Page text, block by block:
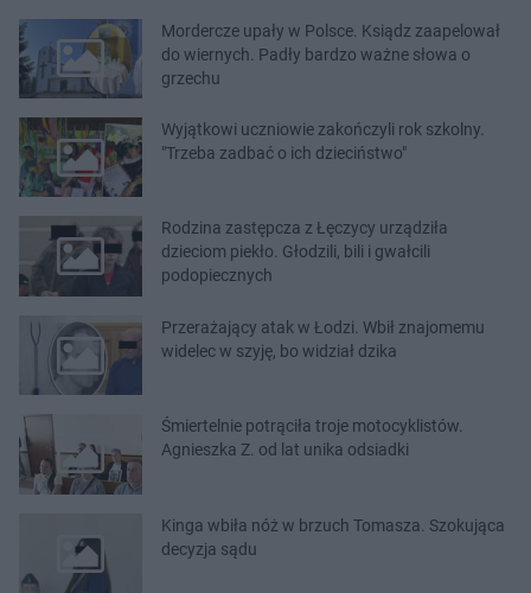
Mordercze upały w Polsce. Ksiądz zaapelował
do wiernych. Padły bardzo ważne słowa o
grzechu
Wyjątkowi uczniowie zakończyli rok szkolny.
"Trzeba zadbać o ich dzieciństwo"
Rodzina zastępcza z Łęczycy urządziła
dzieciom piekło. Głodzili, bili i gwałcili
podopiecznych
Przerażający atak w Łodzi. Wbił znajomemu
widelec w szyję, bo widział dzika
Śmiertelnie potrąciła troje motocyklistów.
Agnieszka Z. od lat unika odsiadki
Kinga wbiła nóż w brzuch Tomasza. Szokująca
decyzja sądu